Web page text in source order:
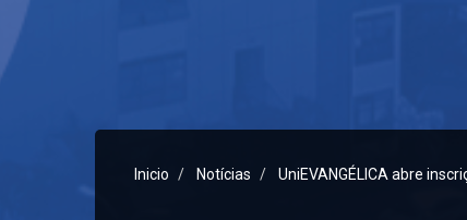
Inicio Notícias UniEVANGÉLICA abre